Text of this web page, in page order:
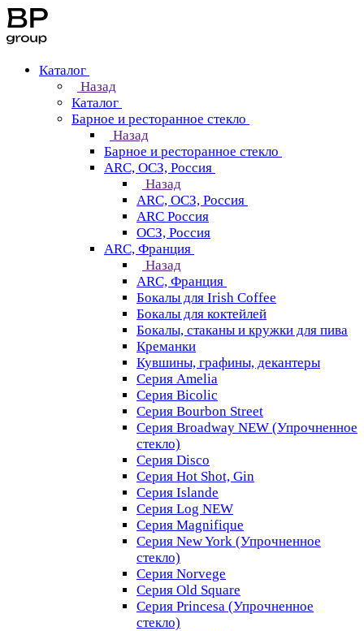
Каталог
Назад
Каталог
Барное и ресторанное стекло
Назад
Барное и ресторанное стекло
ARC, ОСЗ, Россия
Назад
ARC, ОСЗ, Россия
ARC Россия
ОСЗ, Россия
ARC, Франция
Назад
ARC, Франция
Бокалы для Irish Coffee
Бокалы для коктейлей
Бокалы, стаканы и кружки для пива
Креманки
Кувшины, графины, декантеры
Серия Amelia
Серия Bicolic
Серия Bourbon Street
Серия Broadway NEW (Упрочненное
стекло)
Серия Disco
Серия Hot Shot, Gin
Серия Islande
Серия Log NEW
Серия Magnifique
Серия New York (Упрочненное
стекло)
Серия Norvege
Серия Old Square
Серия Princesa (Упрочненное
стекло)